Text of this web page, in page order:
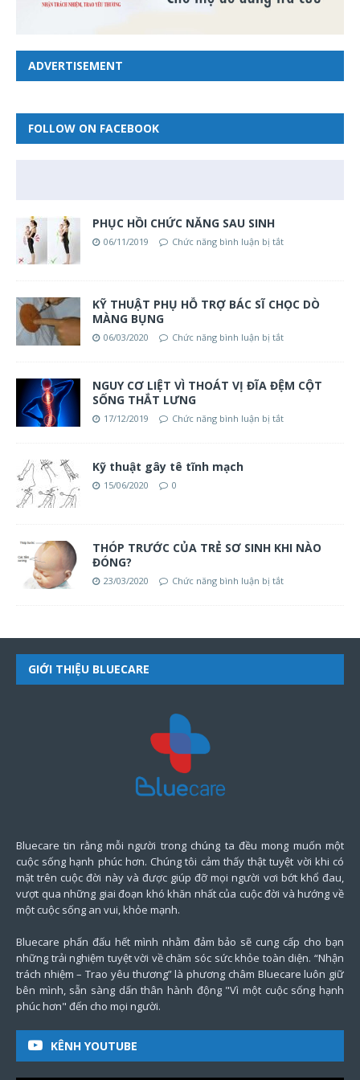
ADVERTISEMENT
FOLLOW ON FACEBOOK
PHỤC HỒI CHỨC NĂNG SAU SINH
06/11/2019 Chức năng bình luận bị tắt
KỸ THUẬT PHỤ HỖ TRỢ BÁC SĨ CHỌC DÒ
MÀNG BỤNG
06/03/2020 Chức năng bình luận bị tắt
NGUY CƠ LIỆT VÌ THOÁT VỊ ĐĨA ĐỆM CỘT
SỐNG THẮT LƯNG
17/12/2019 Chức năng bình luận bị tắt
Kỹ thuật gây tê tĩnh mạch
15/06/2020 0
THÓP TRƯỚC CỦA TRẺ SƠ SINH KHI NÀO
ĐÓNG?
23/03/2020 Chức năng bình luận bị tắt
GIỚI THIỆU BLUECARE
Bluecare tin rằng mỗi người trong chúng ta đều mong muốn một
cuộc sống hạnh phúc hơn. Chúng tôi cảm thấy thật tuyệt vời khi có
mặt trên cuộc đời này và được giúp đỡ mọi người vơi bớt khổ đau,
vượt qua những giai đoạn khó khăn nhất của cuộc đời và hướng về
một cuộc sống an vui, khỏe mạnh.
Bluecare phấn đấu hết mình nhằm đảm bảo sẽ cung cấp cho bạn
những trải nghiệm tuyệt vời về chăm sóc sức khỏe toàn diện. “Nhận
trách nhiệm – Trao yêu thương” là phương châm Bluecare luôn giữ
bên mình, sẵn sàng dấn thân hành động "Vì một cuộc sống hạnh
phúc hơn" đến cho mọi người.
KÊNH YOUTUBE